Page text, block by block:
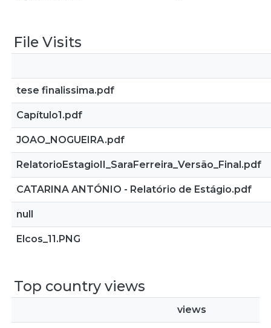
File Visits
tese finalissima.pdf
Capítulo1.pdf
JOAO_NOGUEIRA.pdf
RelatorioEstagioII_SaraFerreira_Versão_Final.pdf
CATARINA ANTÓNIO - Relatório de Estágio.pdf
null
Elcos_11.PNG
Top country views
views